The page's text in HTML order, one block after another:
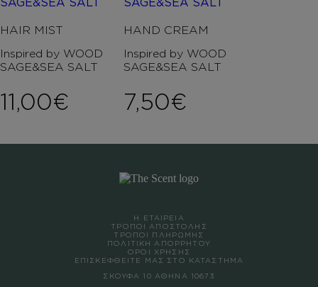
HAIR MIST
Inspired by WOOD
SAGE&SEA SALT
11,00€
HAND CREAM
Inspired by WOOD
SAGE&SEA SALT
7,50€
Η ΕΤΑΙΡΕΙΑ
ΤΡΟΠΟΙ ΑΠΟΣΤΟΛΗΣ
ΤΡΟΠΟΙ ΠΛΗΡΩΜΗΣ
ΠΟΛΙΤΙΚΗ ΑΠΟΡΡΗΤΟΥ
ΟΡΟΙ ΧΡΗΣΗΣ
ΕΠΙΣΚΕΦΘΕΙΤΕ ΜΑΣ ΣΤΟ ΚΑΤΑΣΤΗΜΑ
ΣΚΟΥΦΑ 10 ΑΘΗΝΑ 10673